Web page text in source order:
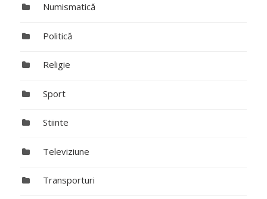
Numismatică
Politică
Religie
Sport
Stiinte
Televiziune
Transporturi